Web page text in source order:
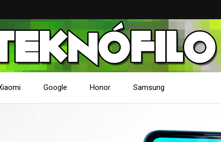
Google Honor Samsung